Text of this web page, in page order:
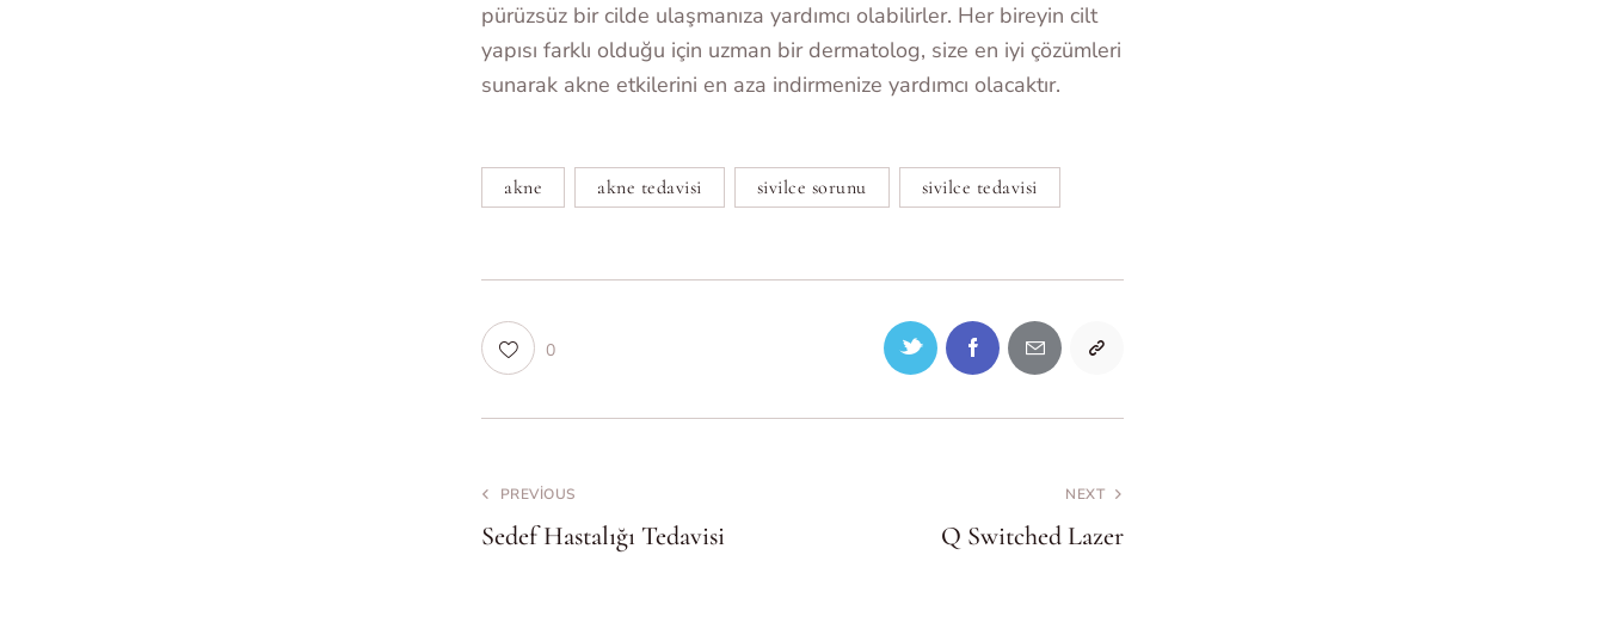
pürüzsüz bir cilde ulaşmanıza yardımcı olabilirler. Her bireyin cilt
yapısı farklı olduğu için uzman bir dermatolog, size en iyi çözümleri
sunarak akne etkilerini en aza indirmenize yardımcı olacaktır.
akne akne tedavisi sivilce sorunu sivilce tedavisi
0
PREVIOUS
Sedef Hastalığı Tedavisi
NEXT
Q Switched Lazer